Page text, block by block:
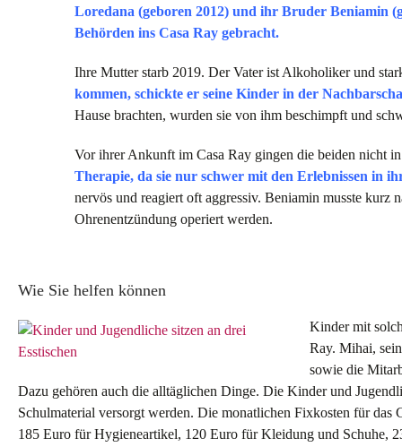
Loredana (geboren 2012) und ihr Bruder Beniamin
Behörden ins Casa Ray gebracht.
Ihre Mutter starb 2019. Der Vater ist Alkoholiker und
kommen, schickte er seine Kinder in der
Hause brachten, wurden sie von ihm beschimpft und
Vor ihrer Ankunft im Casa Ray gingen die beiden nicht
Therapie, da sie nur schwer mit den Erlebnissen in
nervös und reagiert oft aggressiv. Beniamin musste kurz
Ohrenentzündung operiert werden.
Wie Sie helfen können
Kinder mit
Ray. Mihai,
sowie die
Dazu gehören auch die alltäglichen Dinge. Die Kinder und
Schulmaterial versorgt werden. Die monatlichen Fixkosten für das
185 Euro für Hygieneartikel, 120 Euro für Kleidung und Schuhe,